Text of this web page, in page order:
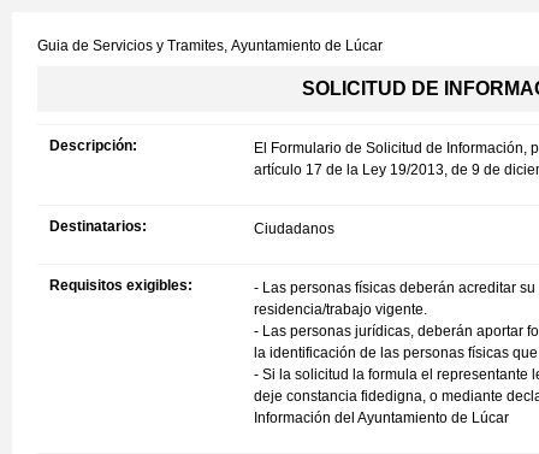
Guia de Servicios y Tramites, Ayuntamiento de Lúcar
SOLICITUD DE
Descripción:
El Formulario de Solicitud de Información,
artículo 17 de la Ley 19/2013, de 9 de
Destinatarios: Ciudadanos
Requisitos exigibles:
- Las personas físicas deberán acreditar
residencia/trabajo vigente.
- Las personas jurídicas, deberán aportar
la identificación de las personas físicas
- Si la solicitud la formula el representante
deje constancia fidedigna, o mediante
Información del Ayuntamiento de Lúcar